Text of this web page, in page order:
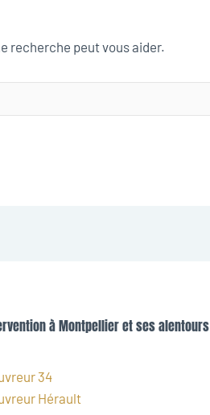
recherche peut vous aider.
à Montpellier et ses alentours
34
Hérault